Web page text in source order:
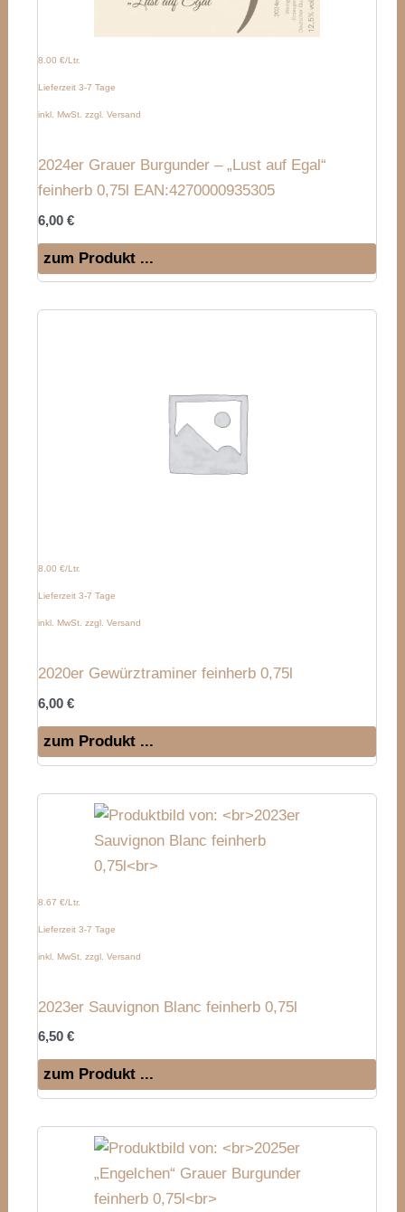
8.00 €/Ltr.
Lieferzeit 3-7 Tage
inkl. MwSt. zzgl. Versand
2024er Grauer Burgunder – „Lust auf Egal“
feinherb 0,75l EAN:4270000935305
6,00€
zum Produkt ...
8.00 €/Ltr.
Lieferzeit 3-7 Tage
inkl. MwSt. zzgl. Versand
2020er Gewürztraminer feinherb 0,75l
6,00€
zum Produkt ...
8.67 €/Ltr.
Lieferzeit 3-7 Tage
inkl. MwSt. zzgl. Versand
2023er Sauvignon Blanc feinherb 0,75l
6,50€
zum Produkt ...